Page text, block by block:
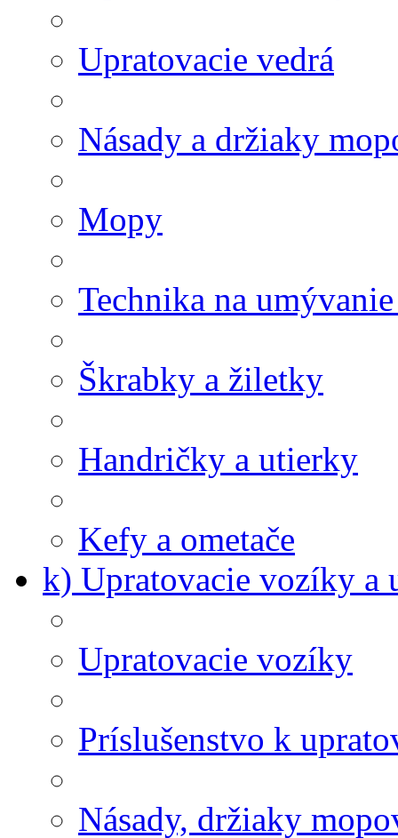
Upratovacie vedrá
Násady a držiaky
Mopy
Technika na
Škrabky a žiletky
Handričky a utierky
Kefy a ometače
k) Upratovacie vozíky a
Upratovacie vozíky
Príslušenstvo k
Násady, držiaky